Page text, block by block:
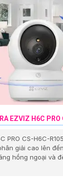
EZVIZ H6C
PRO CS-H6C-
giải cao lên
hồng ngoại và